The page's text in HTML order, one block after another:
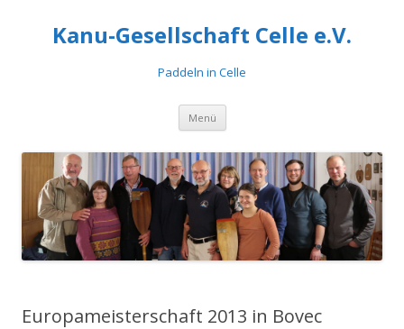
Kanu-Gesellschaft Celle e.V.
Paddeln in Celle
Menü Zum
springen
Europameisterschaft 2013 in Bovec